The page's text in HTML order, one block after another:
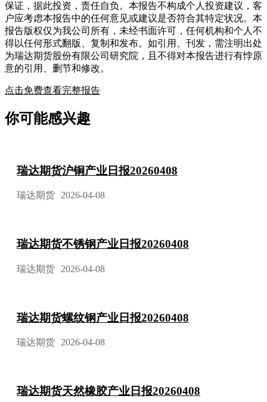
保证，据此投资，责任自负。本报告不构成个人投资建议，客
户应考虑本报告中的任何意见或建议是否符合其特定状况。本
报告版权仅为我公司所有，未经书面许可，任何机构和个人不
得以任何形式翻版、复制和发布。如引用、刊发，需注明出处
为瑞达期货股份有限公司研究院，且不得对本报告进行有悖原
意的引用、删节和修改。
点击免费查看完整报告
你可能感兴趣
瑞达期货沪铜产业日报20260408
瑞达期货 2026-04-08
瑞达期货不锈钢产业日报20260408
瑞达期货 2026-04-08
瑞达期货螺纹钢产业日报20260408
瑞达期货 2026-04-08
瑞达期货天然橡胶产业日报20260408